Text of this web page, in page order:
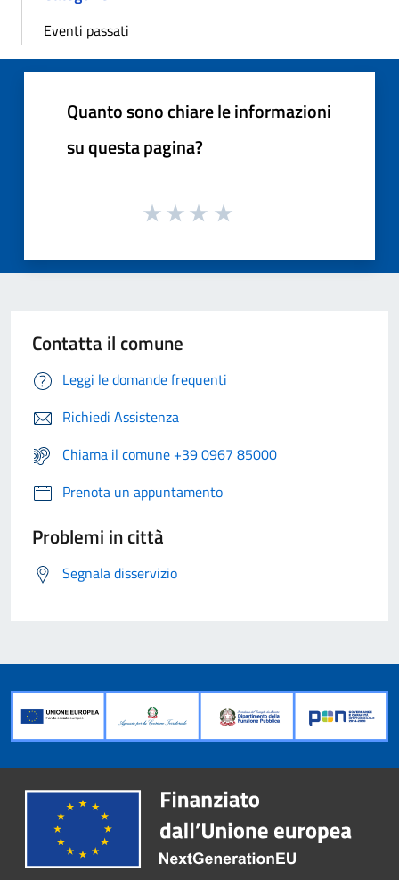
Eventi passati
Quanto sono chiare le informazioni
su questa pagina?
Contatta il comune
Leggi le domande frequenti
Richiedi Assistenza
Chiama il comune +39 0967 85000
Prenota un appuntamento
Problemi in città
Segnala disservizio